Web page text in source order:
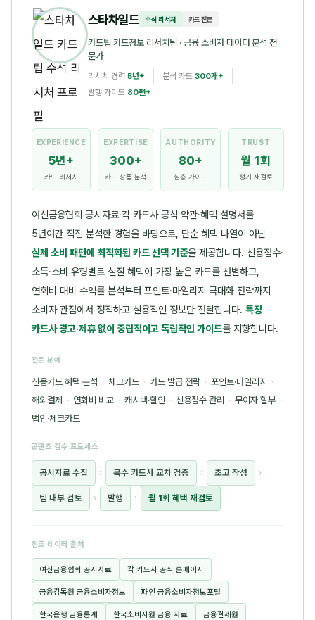
스타차일드 수석 리서처 카드 전문
카드팁 카드정보 리서치팀 · 금융 소비자 데이터 분석 전
문가
리서치 경력 5년+ 분석 카드 300개+
발행 가이드 80편+
EXPERIENCE
5년+
카드 리서치
EXPERTISE
300+
카드 상품 분석
AUTHORITY
80+
심층 가이드
TRUST
월 1회
정기 재검토
여신금융협회 공시자료·각 카드사 공식 약관·혜택 설명서를
5년여간 직접 분석한 경험을 바탕으로, 단순 혜택 나열이 아닌
실제 소비 패턴에 최적화된 카드 선택 기준을 제공합니다. 신용점수·
소득·소비 유형별로 실질 혜택이 가장 높은 카드를 선별하고,
연회비 대비 수익률 분석부터 포인트·마일리지 극대화 전략까지
소비자 관점에서 정직하고 실용적인 정보만 전달합니다. 특정
카드사 광고·제휴 없이 중립적이고 독립적인 가이드를 지향합니다.
전문 분야
신용카드 혜택 분석 · 체크카드 · 카드 발급 전략 · 포인트·마일리지 ·
해외결제 · 연회비 비교 · 캐시백·할인 · 신용점수 관리 · 무이자 할부 ·
법인·체크카드
콘텐츠 검수 프로세스
공시자료 수집 › 복수 카드사 교차 검증 › 초고 작성 ›
팀 내부 검토 › 발행 › 월 1회 혜택 재검토
참조 데이터 출처
여신금융협회 공시자료 각 카드사 공식 홈페이지
금융감독원 금융소비자정보 파인 금융소비자정보포털
한국은행 금융통계 한국소비자원 금융 자료 금융결제원